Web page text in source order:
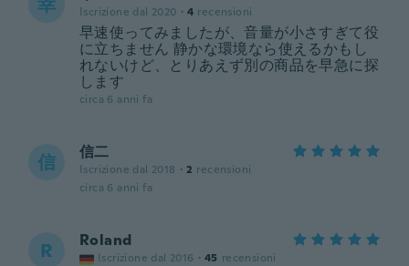
Iscrizione dal 2020 · 4 recensioni
早速使ってみましたが、音量が小さすぎて役
に立ちません 静かな環境なら使えるかもし
れないけど、とりあえず別の商品を早急に探
します
circa 6 anni fa
信 信二
Iscrizione dal 2018 · 2 recensioni
circa 6 anni fa
R Roland
Iscrizione dal 2016 · 45 recensioni